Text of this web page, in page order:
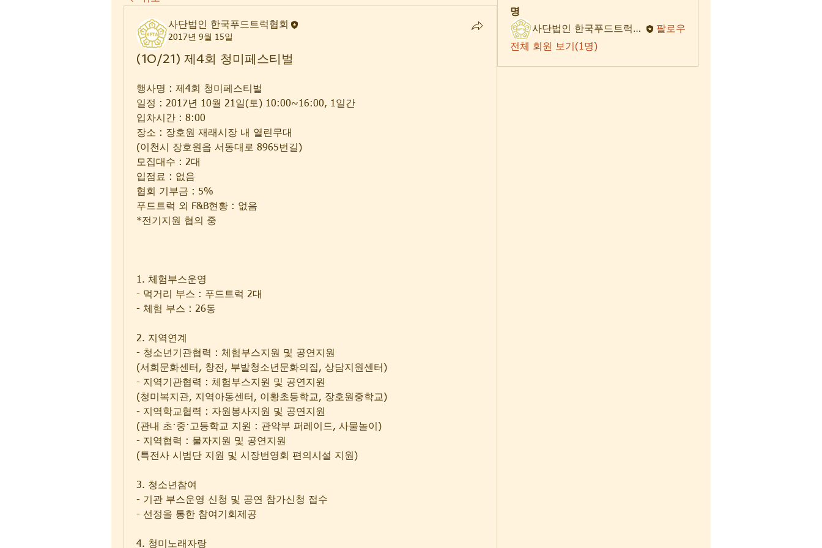
사단법인 한국푸드트럭협회
2017년 9월 15일
(10/21) 제4회 청미페스티벌
행사명 : 제4회 청미페스티벌
일정 : 2017년 10월 21일(토) 10:00~16:00, 1일간
입차시간 : 8:00
장소 : 장호원 재래시장 내 열린무대
(이천시 장호원읍 서동대로 8965번길)
모집대수 : 2대
입점료 : 없음
협회 기부금 : 5%
푸드트럭 외 F&B현황 : 없음
*전기지원 협의 중
1. 체험부스운영
- 먹거리 부스 : 푸드트럭 2대
- 체험 부스 : 26동
2. 지역연계
- 청소년기관협력 : 체험부스지원 및 공연지원
(서희문화센터, 창전, 부발청소년문화의집, 상담지원센터)
- 지역기관협력 : 체험부스지원 및 공연지원
(청미복지관, 지역아동센터, 이황초등학교, 장호원중학교)
- 지역학교협력 : 자원봉사지원 및 공연지원
(관내 초·중·고등학교 지원 : 관악부 퍼레이드, 사물놀이)
- 지역협력 : 물자지원 및 공연지원
(특전사 시범단 지원 및 시장번영회 편의시설 지원)
3. 청소년참여
- 기관 부스운영 신청 및 공연 참가신청 접수
- 선정을 통한 참여기회제공
4. 청미노래자랑
명
사단법인 한국푸드트럭협회
팔로우
전체 회원 보기(1명)